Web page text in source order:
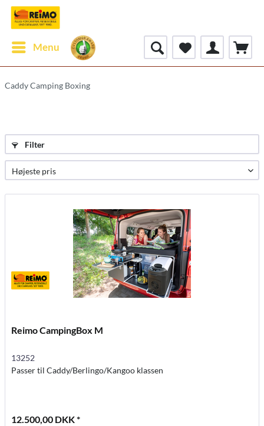
Menu
Caddy Camping Boxing
Filter
Reimo CampingBox M
13252
Passer til Caddy/Berlingo/Kangoo klassen
12.500,00 DKK *